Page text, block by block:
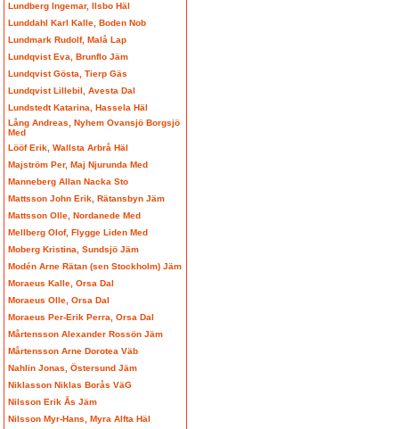
Lundberg Ingemar, Ilsbo Häl
Lunddahl Karl Kalle, Boden Nob
Lundmark Rudolf, Malå Lap
Lundqvist Eva, Brunflo Jäm
Lundqvist Gösta, Tierp Gäs
Lundqvist Lillebil, Avesta Dal
Lundstedt Katarina, Hassela Häl
Lång Andreas, Nyhem Ovansjö Borgsjö
Med
Lööf Erik, Wallsta Arbrå Häl
Majström Per, Maj Njurunda Med
Manneberg Allan Nacka Sto
Mattsson John Erik, Rätansbyn Jäm
Mattsson Olle, Nordanede Med
Mellberg Olof, Flygge Liden Med
Moberg Kristina, Sundsjö Jäm
Modén Arne Rätan (sen Stockholm) Jäm
Moraeus Kalle, Orsa Dal
Moraeus Olle, Orsa Dal
Moraeus Per-Erik Perra, Orsa Dal
Mårtensson Alexander Rossön Jäm
Mårtensson Arne Dorotea Väb
Nahlin Jonas, Östersund Jäm
Niklasson Niklas Borås VäG
Nilsson Erik Ås Jäm
Nilsson Myr-Hans, Myra Alfta Häl